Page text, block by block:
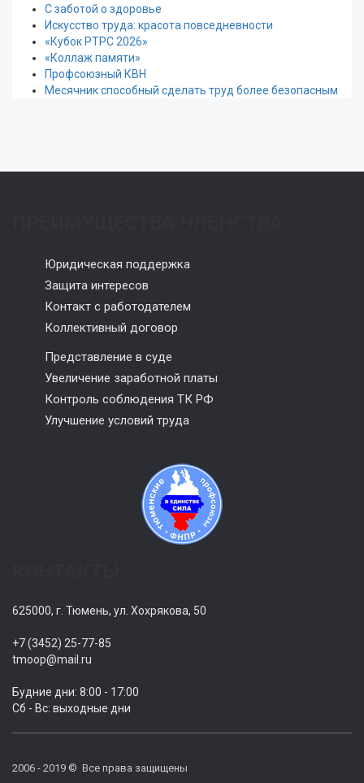
С заботой о здоровье
Искусство труда: красота повседневности
«Кубок РТРС 2026»
«Коллаж памяти»
Профсоюзный КВН
Месячник способный сделать труд более безопасным
Юридическая поддержка
Защита интересов
Контакт с работодателем
Коллективный договор
Представление в суде
Увеличение заработной платы
Контроль соблюдения ТК РФ
Улучшение условий труда
625000, г. Тюмень, ул. Хохрякова, 50
+7 (3452) 25-77-85
tmoop@mail.ru
Будние дни: 8:00 - 17:00
Сб - Вс: выходные дни
2006 - 2019 © Все права защищены